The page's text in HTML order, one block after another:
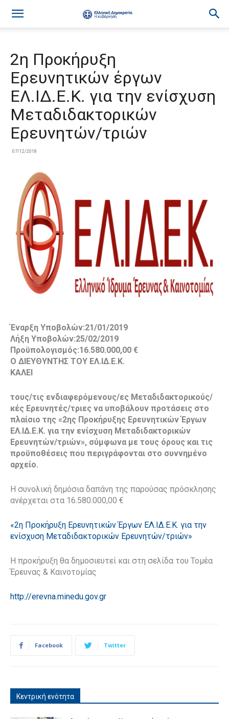
2η Προκήρυξη
Ερευνητικών έργων
ΕΛ.ΙΔ.Ε.Κ. για την ενίσχυση
Μεταδιδακτορικών
Ερευνητών/τριών
07/12/2018
Έναρξη Υποβολών:21/01/2019
Λήξη Υποβολών:25/02/2019
Προϋπολογισμός:16.580.000,00 €
Ο ΔΙΕΥΘΥΝΤΗΣ ΤΟΥ ΕΛ.ΙΔ.Ε.Κ.
ΚΑΛΕΙ
τους/τις ενδιαφερόμενους/ες Μεταδιδακτορικούς/
κές Ερευνητές/τριες να υποβάλουν προτάσεις στο
πλαίσιο της «2ης Προκήρυξης Ερευνητικών Έργων
ΕΛ.ΙΔ.Ε.Κ. για την ενίσχυση Μεταδιδακτορικών
Ερευνητών/τριών», σύμφωνα με τους όρους και τις
προϋποθέσεις που περιγράφονται στο συννημένο
αρχείο.
Η συνολική δημόσια δαπάνη της παρούσας πρόσκλησης
ανέρχεται στα 16.580.000,00 €
«2η Προκήρυξη Ερευνητικών Έργων ΕΛ.ΙΔ.Ε.Κ. για την
ενίσχυση Μεταδιδακτορικών Ερευνητών/τριών»
Η προκήρυξη θα δημοσιευτεί και στη σελίδα του Τομέα
Έρευνας & Καινοτομίας
http://erevna.minedu.gov.gr
Facebook Twitter
Κεντρική ενότητα